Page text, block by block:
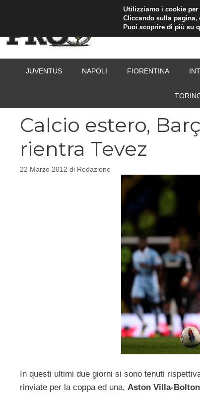
JUVENTUS NAPOLI FIORENTINA
Calcio estero,
rientra Tevez
22 Marzo 2012 di Redazione
In questi ultimi due giorni si sono tenuti
rinviate per la coppa ed una, Aston Villa-Bolton
Utilizziamo i cookie
Cliccando sulla
Puoi scoprire di più su